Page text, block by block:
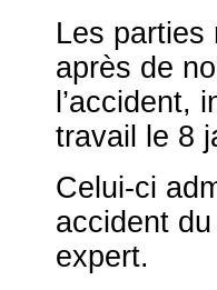
Les parties
après de
l’accident,
travail le 8
Celui-ci
accident
expert.